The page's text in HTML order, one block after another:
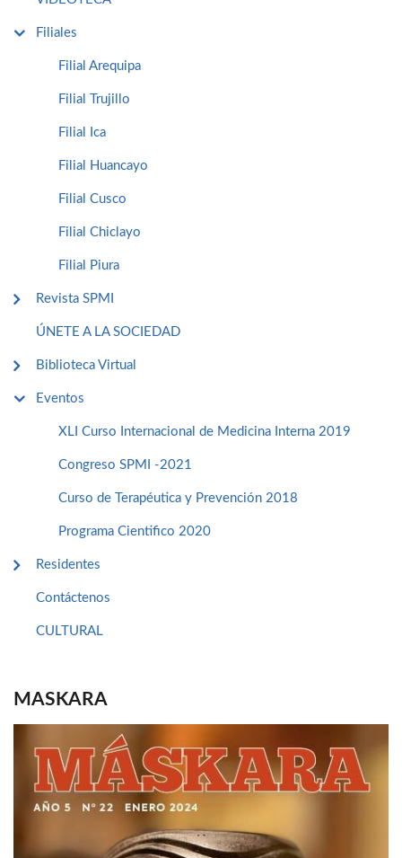
Filiales
Filial Arequipa
Filial Trujillo
Filial Ica
Filial Huancayo
Filial Cusco
Filial Chiclayo
Filial Piura
Revista SPMI
ÚNETE A LA SOCIEDAD
Biblioteca Virtual
Eventos
XLI Curso Internacional de Medicina Interna 2019
Congreso SPMI -2021
Curso de Terapéutica y Prevención 2018
Programa Cientifico 2020
Residentes
Contáctenos
CULTURAL
MASKARA